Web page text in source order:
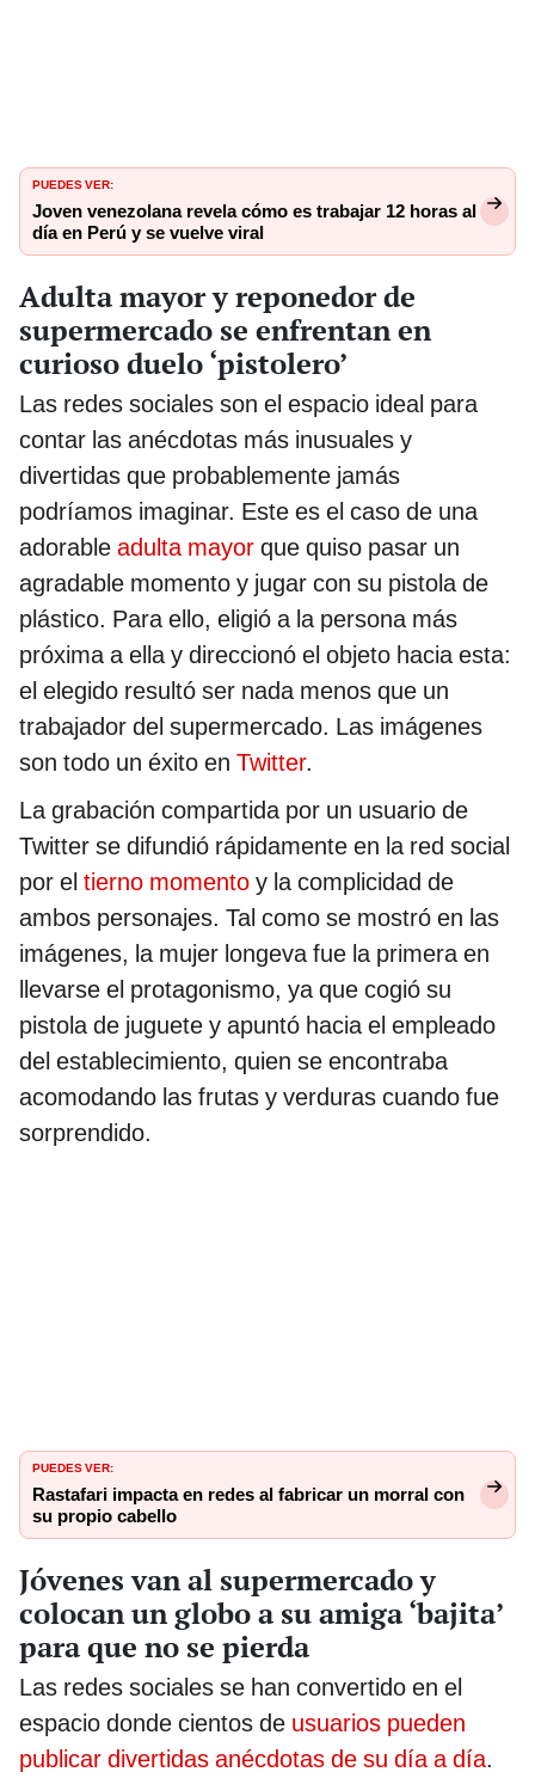
PUEDES VER:
Joven venezolana revela cómo es trabajar 12 horas al
día en Perú y se vuelve viral
Adulta mayor y reponedor de
supermercado se enfrentan en
curioso duelo ‘pistolero’
Las redes sociales son el espacio ideal para
contar las anécdotas más inusuales y
divertidas que probablemente jamás
podríamos imaginar. Este es el caso de una
adorable adulta mayor que quiso pasar un
agradable momento y jugar con su pistola de
plástico. Para ello, eligió a la persona más
próxima a ella y direccionó el objeto hacia esta:
el elegido resultó ser nada menos que un
trabajador del supermercado. Las imágenes
son todo un éxito en Twitter.
La grabación compartida por un usuario de
Twitter se difundió rápidamente en la red social
por el tierno momento y la complicidad de
ambos personajes. Tal como se mostró en las
imágenes, la mujer longeva fue la primera en
llevarse el protagonismo, ya que cogió su
pistola de juguete y apuntó hacia el empleado
del establecimiento, quien se encontraba
acomodando las frutas y verduras cuando fue
sorprendido.
PUEDES VER:
Rastafari impacta en redes al fabricar un morral con
su propio cabello
Jóvenes van al supermercado y
colocan un globo a su amiga ‘bajita’
para que no se pierda
Las redes sociales se han convertido en el
espacio donde cientos de usuarios pueden
publicar divertidas anécdotas de su día a día.